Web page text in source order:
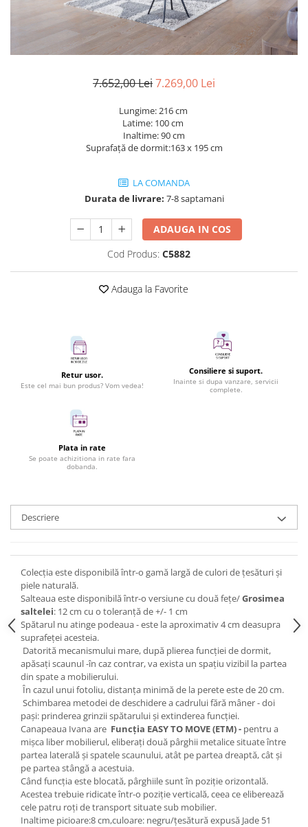
Oferte speciale
Banchete
Sezlong living
7.652,00 Lei7.269,00 Lei
Lungime: 216 cm
Latime: 100 cm
Inaltime: 90 cm
Suprafață de dormit:163 x 195 cm
LA COMANDA
Durata de livrare: 7-8 saptamani
ADAUGA IN COS
Cod Produs: C5882
Adauga la Favorite
Retur usor.
Este cel mai bun produs? Vom vedea!
Consiliere si suport.
Inainte si dupa vanzare, servicii
complete.
Plata in rate
Se poate achizitiona in rate fara
dobanda.
Descriere
Colecția este disponibilă într-o gamă largă de culori de țesături și
piele naturală.
Salteaua este disponibilă într-o versiune cu două fețe/Grosimea
saltelei: 12 cm cu o toleranță de +/- 1 cm
Spătarul nu atinge podeaua - este la aproximativ 4 cm deasupra
suprafeței acesteia.
Datorită mecanismului mare, după plierea funcției de dormit,
apăsați scaunul -în caz contrar, va exista un spațiu vizibil la partea
din spate a mobilierului.
În cazul unui fotoliu, distanța minimă de la perete este de 20 cm.
Schimbarea metodei de deschidere a cadrului fără mâner - doi
pași: prinderea grinzii spătarului și extinderea funcției.
Canapeaua Ivana are Funcția EASY TO MOVE (ETM) - pentru a
mișca liber mobilierul, eliberați două pârghii metalice situate între
partea laterală și spatele scaunului, atât pe partea dreaptă, cât și
pe partea stângă a acestuia.
Când funcția este blocată, pârghiile sunt în poziție orizontală.
Acestea trebuie ridicate într-o poziție verticală, ceea ce eliberează
cele patru roți de transport situate sub mobilier.
Inaltime picioare:8 cm,culoare: negru/țesătură expusă Jade 51